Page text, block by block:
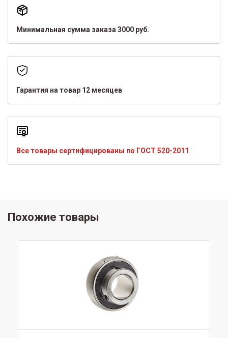
Минимальная сумма заказа 3000 руб.
Гарантия на товар 12 месяцев
Все товары сертифицированы по ГОСТ 520-2011
Похожие товары